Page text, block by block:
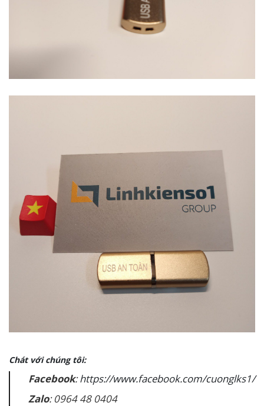
Chát với chúng tôi:
Facebook:https://www.facebook.com/cuonglks1/
Zalo: 0964 48 0404